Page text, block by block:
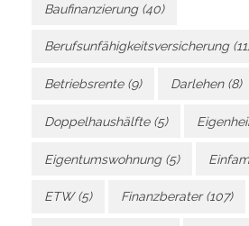
Baufinanzierung(40)
Berufsunfähigkeitsversicherung
Betriebsrente(9) Darlehen(8)
Doppelhaushälfte(5)
Eigentumswohnung(5)
ETW(5) Finanzberater(107)